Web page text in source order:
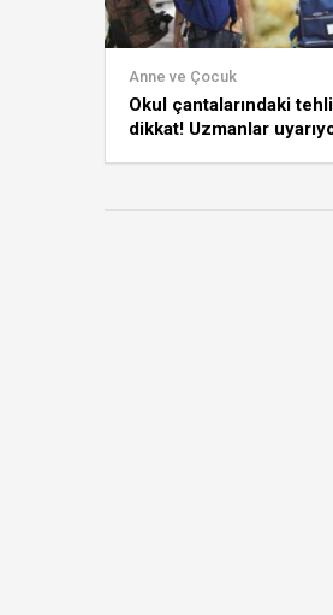
Anne ve Çocuk
Okul çantalarındaki
dikkat! Uzmanlar